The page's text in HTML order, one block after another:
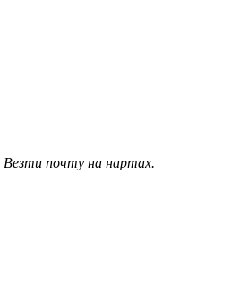
Везти почту на нартах.